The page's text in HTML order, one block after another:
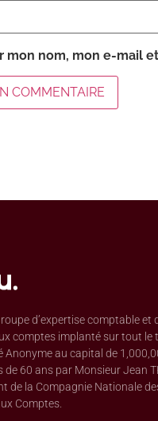
mon nom, mon e-mail
d’expertise comptable et
comptes implanté sur tout le
Anonyme au capital de
de 60 ans par Monsieur Jean
de la Compagnie Nationale
Comptes.